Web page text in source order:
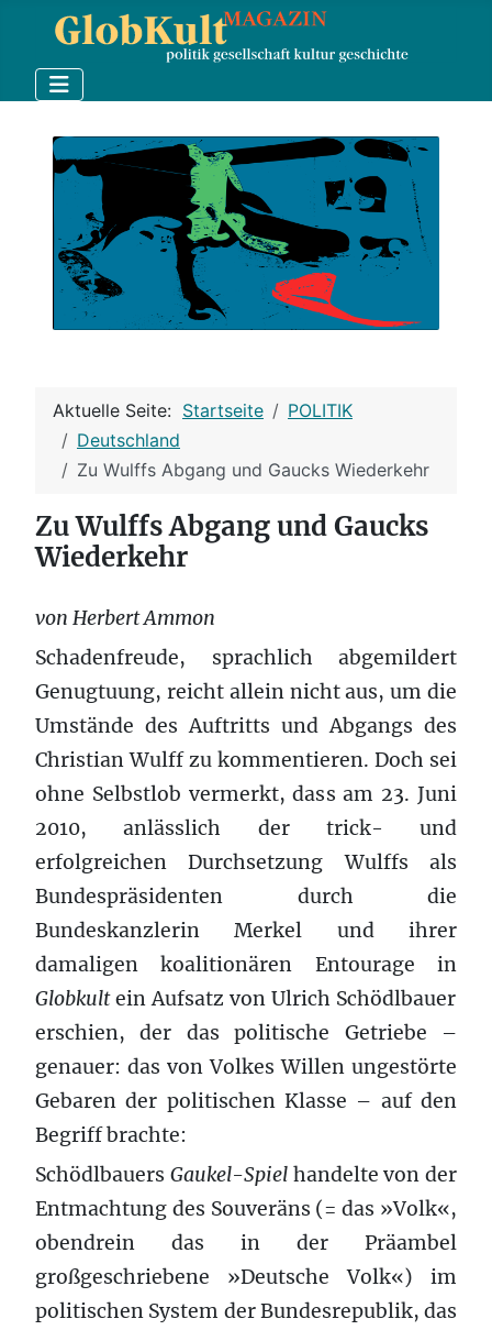
Aktuelle Seite: Startseite
POLITIK
Deutschland
Zu Wulffs Abgang und Gaucks Wiederkehr
Zu Wulffs Abgang und Gaucks
Wiederkehr
von Herbert Ammon
Schadenfreude, sprachlich abgemildert
Genugtuung, reicht allein nicht aus, um die
Umstände des Auftritts und Abgangs des
Christian Wulff zu kommentieren. Doch sei
ohne Selbstlob vermerkt, dass am 23. Juni
2010, anlässlich der trick- und
erfolgreichen Durchsetzung Wulffs als
Bundespräsidenten durch die
Bundeskanzlerin Merkel und ihrer
damaligen koalitionären Entourage in
Globkultein Aufsatz von Ulrich Schödlbauer
erschien, der das politische Getriebe –
genauer: das von Volkes Willen ungestörte
Gebaren der politischen Klasse – auf den
Begriff brachte:
Schödlbauers Gaukel-Spiel handelte von der
Entmachtung des Souveräns (= das »Volk«,
obendrein das in der Präambel
großgeschriebene »Deutsche Volk«) im
politischen System der Bundesrepublik, das